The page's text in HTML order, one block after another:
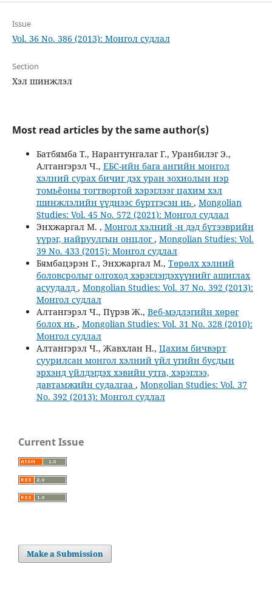
Issue
Vol. 36 No. 386 (2013): Монгол судлал
Section
Хэл шинжлэл
Most read articles by the same author(s)
Батбямба Т., Нарантунгалаг Г., Уранбилэг Э.,
Алтангэрэл Ч., ЕБС-ийн бага ангийн монгол
хэлний сурах бичиг дэх уран зохиолын нэр
томьёоны тогтвортой хэрэглээг цахим хэл
шинжлэлийн үүднээс бүртгэсэн нь , Mongolian
Studies: Vol. 45 No. 572 (2021): Монгол судлал
Энхжаргал М. , Монгол хэлний -н дэд бүтээврийн
үүрэг, найруулгын онцлог, Mongolian Studies: Vol.
39 No. 433 (2015): Монгол судлал
Бямбацэрэн Г., Энхжаргал М., Төрөлх хэлний
боловсролыг олгоход хэрэглэгдэхүүнийг ашиглах
асуудалд , Mongolian Studies: Vol. 37 No. 392 (2013):
Монгол судлал
Алтангэрэл Ч., Пүрэв Ж., Веб-мэдлэгийн хөрөг
болох нь , Mongolian Studies: Vol. 31 No. 328 (2010):
Монгол судлал
Алтангэрэл Ч., Жавхлан Н., Цахим бичвэрт
суурилсан монгол хэлний үйл үгийн бусдын
эрхэнд үйлдэгдэх хэвийн утга, хэрэглээ,
давтамжийн судалгаа , Mongolian Studies: Vol. 37
No. 392 (2013): Монгол судлал
Current Issue
Make a Submission